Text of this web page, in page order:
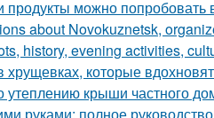
продукты можно попробовать
about Novokuznetsk,
history, evening activities,
хрущевках, которые
утеплению крыши частного